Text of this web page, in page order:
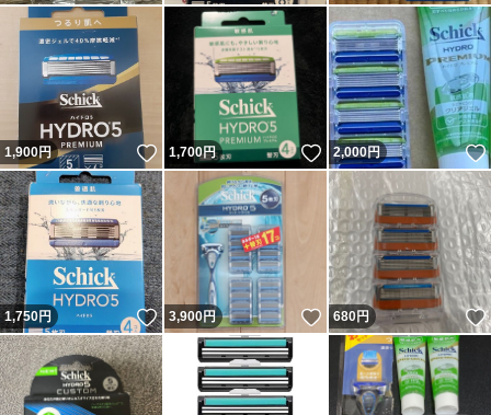
1,900円 いいね！
1,700円 いいね！
2,000円
1,750円 いいね！
3,900円 いいね！
680円